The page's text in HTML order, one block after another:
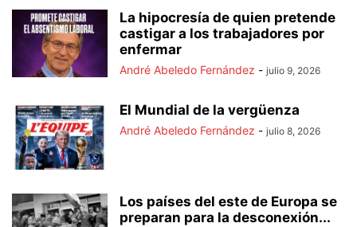
La hipocresía de quien pretende
castigar a los trabajadores por
enfermar
André Abeledo Fernández - julio 9, 2026
El Mundial de la vergüenza
André Abeledo Fernández - julio 8, 2026
Los países del este de Europa se
preparan para la desconexión...